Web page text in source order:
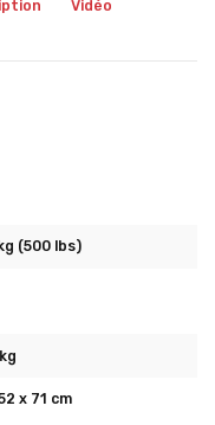
Vidéo
(500 lbs)
x 71 cm